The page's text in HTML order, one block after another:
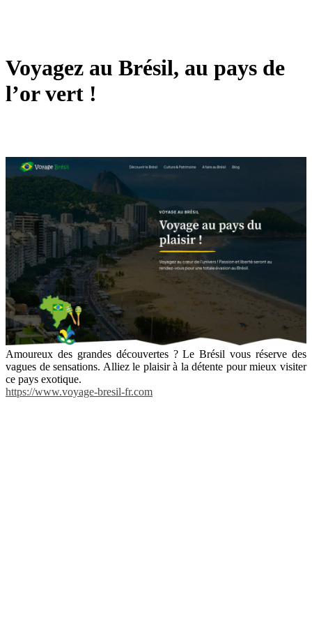
Voyagez au Brésil, au pays de
l’or vert !
Amoureux des grandes découvertes ? Le Brésil vous réserve des
vagues de sensations. Alliez le plaisir à la détente pour mieux visiter
ce pays exotique.
https://www.voyage-bresil-fr.com